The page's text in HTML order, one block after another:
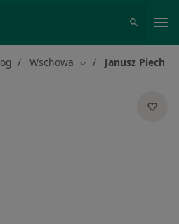
Wschowa Zmień miasto
Janusz Piech